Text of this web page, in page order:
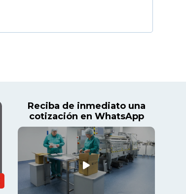
i
Reciba de inmediato una
cotización en WhatsApp